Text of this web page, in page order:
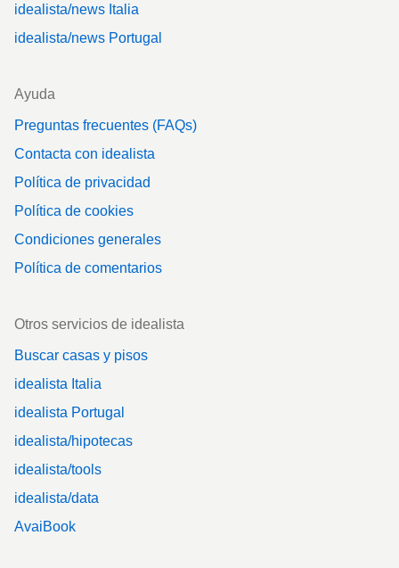
idealista/news Italia
idealista/news Portugal
Ayuda
Preguntas frecuentes (FAQs)
Contacta con idealista
Política de privacidad
Política de cookies
Condiciones generales
Política de comentarios
Otros servicios de idealista
Buscar casas y pisos
idealista Italia
idealista Portugal
idealista/hipotecas
idealista/tools
idealista/data
AvaiBook